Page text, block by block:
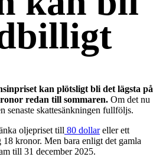
kan plötsligt bli det lägsta på
redan till sommaren. Om det nu
senaste skattesänkningen fullföljs.
oljepriset till 80 dollareller ett
kronor. Men bara enligt det gamla
till 31 december 2025.